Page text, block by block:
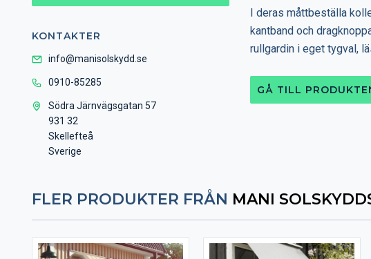
KONTAKTER
info@manisolskydd.se
0910-85285
Södra Järnvägsgatan 57
931 32
Skellefteå
Sverige
I deras måttbeställa
kantband och
rullgardin i eget tygval,
GÅ TILL
FLER PRODUKTER FRÅN MANI